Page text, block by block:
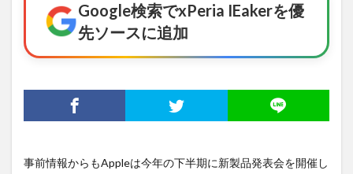
Google検索でxPeria IEakerを優
先ソースに追加
事前情報からもAppleは今年の下半期に新製品発表会を開催し